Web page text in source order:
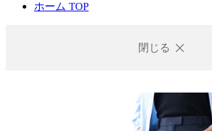
ホーム TOP
閉じる